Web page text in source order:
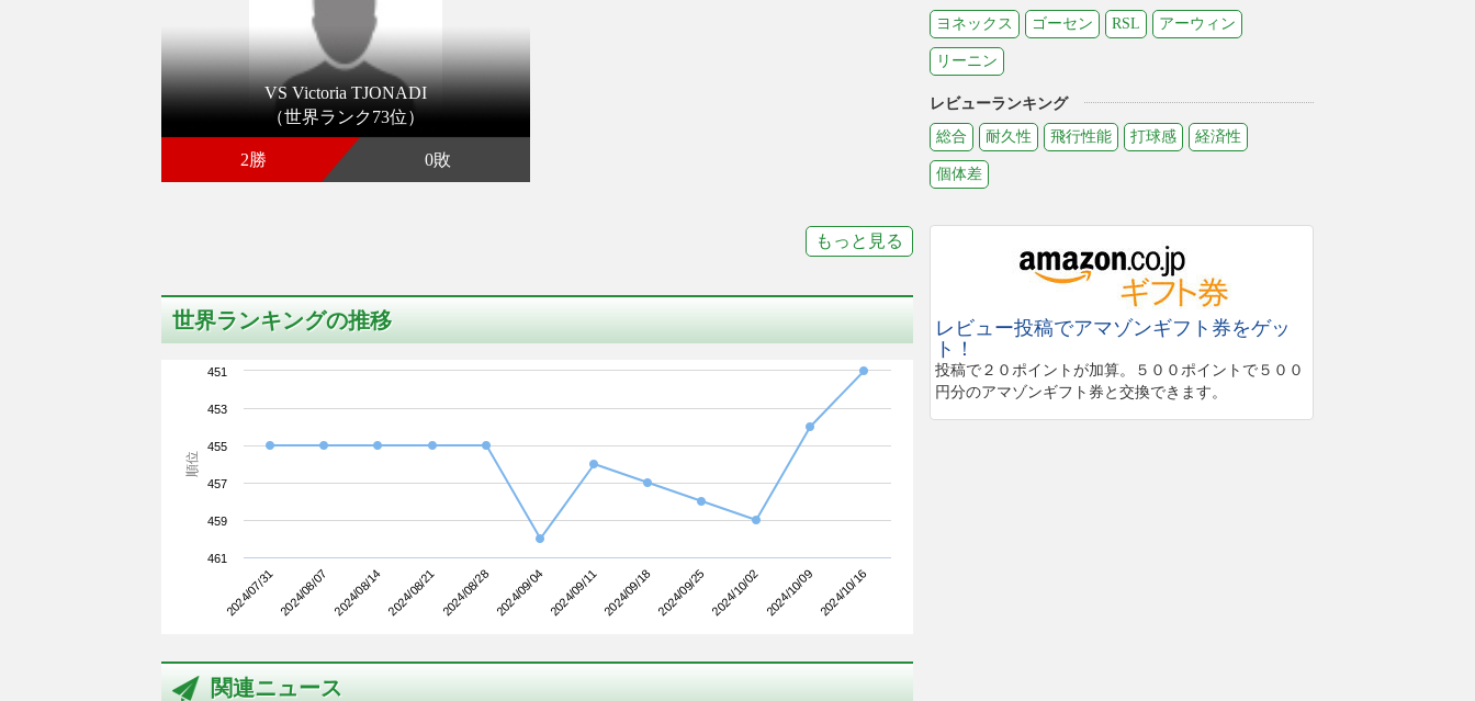
VS Victoria TJONADI
（世界ランク73位）
2勝 0敗
もっと見る
世界ランキングの推移
順位
2024/07/312024/08/07 2024/08/142024/08/212024/08/282024/09/042024/09/112024/09/182024/09/252024/10/022024/10/092024/10/16
451
453
455
457
459
461
関連ニュース
ヨネックス
ゴーセン RSL アーウィン
リーニン
レビューランキング
総合
耐久性 飛行性能 打球感 経済性
個体差
レビュー投稿でアマゾンギフト券をゲッ
ト！
投稿で２０ポイントが加算。５００ポイントで５００
円分のアマゾンギフト券と交換できます。